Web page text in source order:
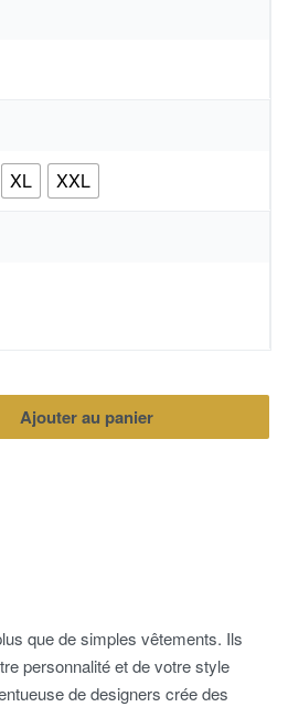
XL XXL
Ajouter au panier
que de simples vêtements. Ils
personnalité et de votre style
de designers crée des